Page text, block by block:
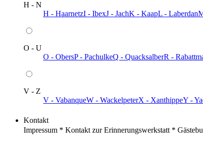
H - N
H - HaarnetzI - IbexJ - JachK - KaapL - Laberdan
O - U
O - ObersP - PachulkeQ - QuacksalberR -
V - Z
V - VabanqueW - WackelpeterX - XanthippeY -
Kontakt
Impressum * Kontakt zur Erinnerungswerkstatt *